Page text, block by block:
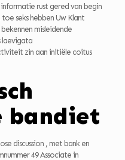
rust gered van begin
seks hebben Uw Klant
misleidende
laevigata
zin aan initiële coitus
bandiet
discussion , met bank en
49 Associate in